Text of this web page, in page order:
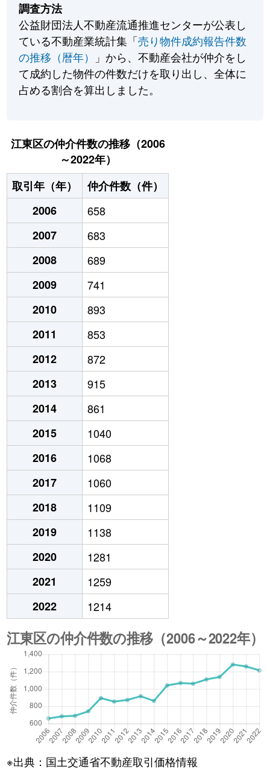
調査方法
公益財団法人不動産流通推進センターが公表し
ている不動産業統計集「売り物件成約報告件数
の推移（暦年）
」から、不動産会社が仲介をし
て成約した物件の件数だけを取り出し、全体に
占める割合を算出しました。
江東区の仲介件数の推移（2006
～2022年）
取引年（年）
仲介件数（件）
2006
658
2007
683
2008
689
2009
741
2010
893
2011
853
2012
872
2013
915
2014
861
2015
1040
2016
1068
2017
1060
2018
1109
2019
1138
2020
1281
2021
1259
2022
1214
※出典：国土交通省不動産取引価格情報